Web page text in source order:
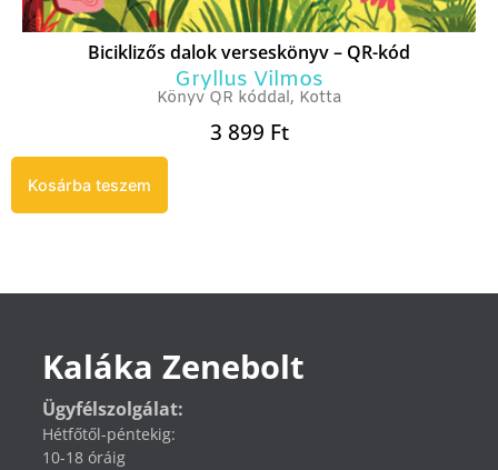
Biciklizős dalok verseskönyv – QR-kód
Gryllus Vilmos
Könyv QR kóddal, Kotta
3 899 Ft
Kosárba teszem
Kaláka Zenebolt
Ügyfélszolgálat:
Hétfőtől-péntekig:
10-18 óráig